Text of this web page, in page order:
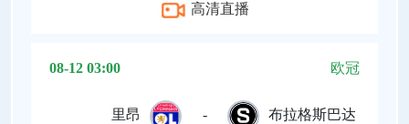
高清直播
08-12 03:00 欧冠
里昂 - 布拉格斯巴达